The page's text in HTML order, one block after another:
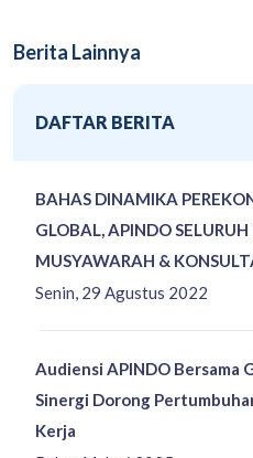
Berita Lainnya
DAFTAR BERITA
Senin, 29 Agustus 2022
BAHAS DINAMIKA
GLOBAL, APINDO
MUSYAWARAH &
Audiensi APINDO Bersama
Sinergi Dorong
Kerja